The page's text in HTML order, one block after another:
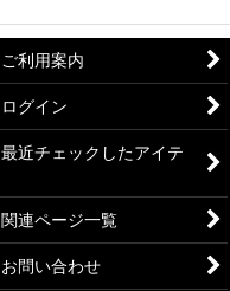
ご利用案内
ログイン
最近チェックしたアイテ
関連ページ一覧
お問い合わせ